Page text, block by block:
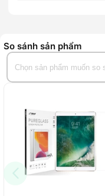
Dán dễ dàng
Bảo vệ camera
thiết kế thiết bị,
Vì sao chọn
ENGER?
Chất lượng bền bỉ
So sánh sản phẩm